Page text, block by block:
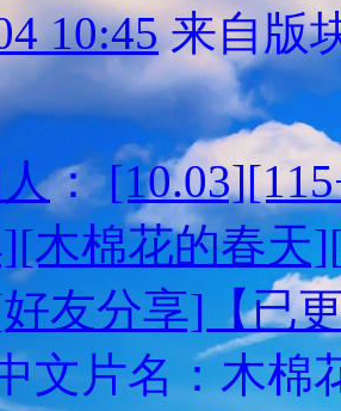
10:45来自版
：
木棉花的春天
友分享]【已
文片名：木棉